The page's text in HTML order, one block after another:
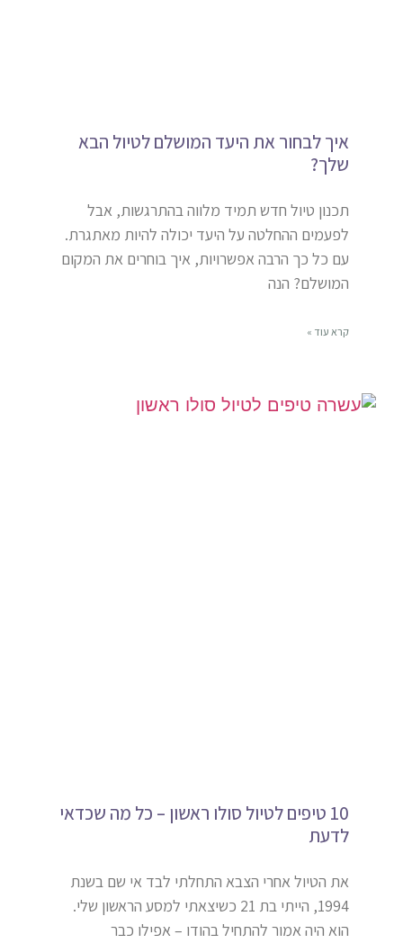
איך לבחור את היעד המושלם לטיול הבא
שלך?
תכנון טיול חדש תמיד מלווה בהתרגשות, אבל
לפעמים ההחלטה על היעד יכולה להיות מאתגרת.
עם כל כך הרבה אפשרויות, איך בוחרים את המקום
המושלם? הנה
קרא עוד »
10 טיפים לטיול סולו ראשון – כל מה שכדאי
לדעת
את הטיול אחרי הצבא התחלתי לבד אי שם בשנת
1994, הייתי בת 21 כשיצאתי למסע הראשון שלי.
הוא היה אמור להתחיל בהודו – אפילו כבר